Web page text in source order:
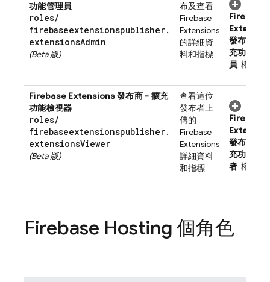
功能管理員
roles/
firebaseextensionspublisher.
extensionsAdmin
(Beta 版)
布及查看
Firebase
Extensions
的詳細資
料和指標
Firebase
發布者 -
充功能管
員 權限
Firebase Extensions發布商 - 擴充
功能檢視器
roles/
firebaseextensionspublisher.
extensionsViewer
(Beta 版)
查看這位
發布者上
傳的
Firebase
Extensions
詳細資料
和指標
Firebase
發布者 -
充功能檢
者 權限
Firebase Hosting 個角色